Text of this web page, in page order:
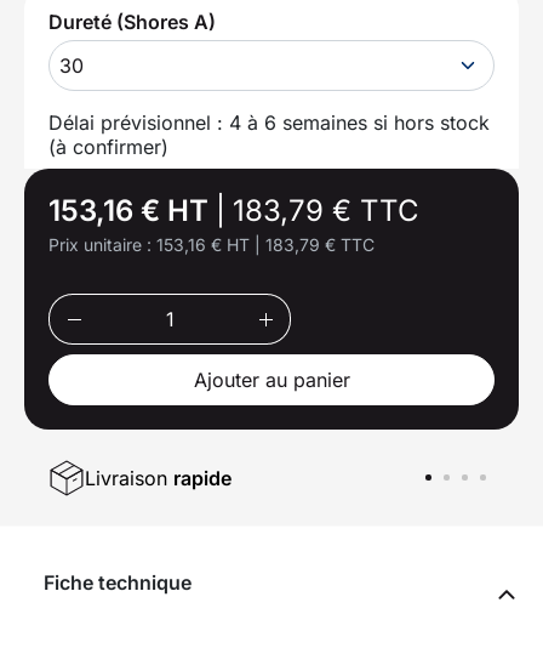
Dureté (Shores A)
30
Délai prévisionnel : 4 à 6 semaines si hors stock
(à confirmer)
153,16 € HT 183,79 € TTC
Prix unitaire : 153,16 € HT 183,79 € TTC
Ajouter au panier
Livraison rapide
Fiche technique